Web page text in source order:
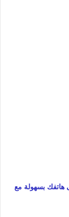
بسهولة مع